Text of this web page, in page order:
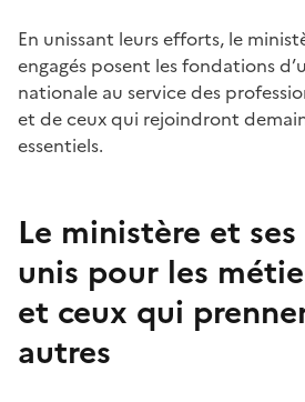
En unissant leurs efforts, le
engagés posent les fondations
nationale au service des
et de ceux qui rejoindront
essentiels.
Le ministère et
unis pour les
et ceux qui
autres